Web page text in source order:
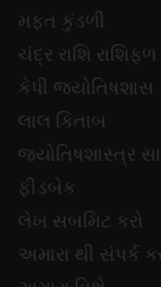
મફ્ત કુંડળી
ચંદ્ર રાશિ રાશિફળ
કેપી જ્યોતિષશાસ
લાલ કિતાબ
જ્યોતિષશાસ્ત્ર
ફીડબેક
લેખ સબમિટ કરો
અમારા થી સંપર્ક